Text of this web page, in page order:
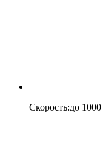
Скорость:до 1000